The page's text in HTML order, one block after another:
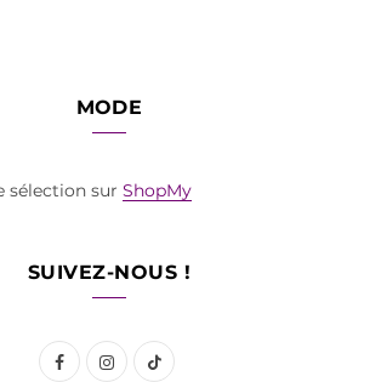
MODE
sélection sur ShopMy
SUIVEZ-NOUS !
F
I
T